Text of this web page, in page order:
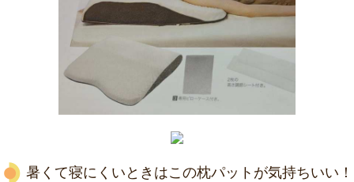
暑くて寝にくいときはこの枕パットが気持ちいい！